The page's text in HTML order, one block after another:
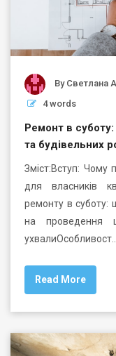
By Светлана
4 words
Ремонт в
та будівельних
Зміст:Вступ: Чому
для власників
ремонту в суботу:
на проведення
ухвалиОсобливост…
Read More